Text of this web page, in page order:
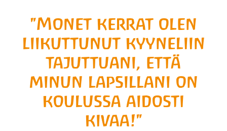
"Monet kerrat olen
liikuttunut kyyneliin
tajuttuani, että
minun lapsillani on
koulussa aidosti
kivaa!"